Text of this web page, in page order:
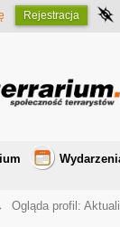
Rejestracja
Ogląda profil: